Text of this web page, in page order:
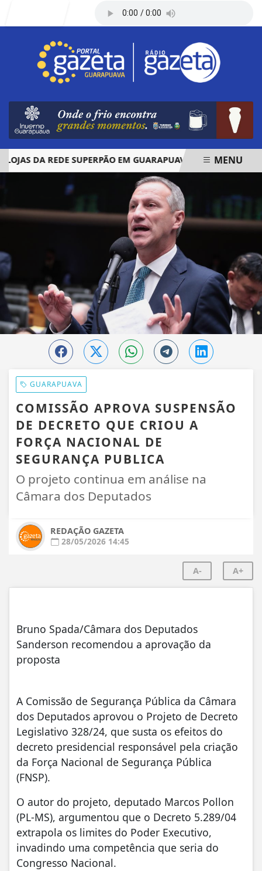
DA REDE SUPERPÃO EM GUARAPUAVA E PALMAS
EM ALTA
MENU
GUARAPUAVA
COMISSÃO APROVA SUSPENSÃO
DE DECRETO QUE CRIOU A
FORÇA NACIONAL DE
SEGURANÇA PUBLICA
O projeto continua em análise na
Câmara dos Deputados
REDAÇÃO GAZETA
28/05/2026 14:45
A- A+
Bruno Spada/Câmara dos Deputados
Sanderson recomendou a aprovação da
proposta
A Comissão de Segurança Pública da Câmara
dos Deputados aprovou o Projeto de Decreto
Legislativo 328/24, que susta os efeitos do
decreto presidencial responsável pela criação
da Força Nacional de Segurança Pública
(FNSP).
O autor do projeto, deputado Marcos Pollon
(PL-MS), argumentou que o Decreto 5.289/04
extrapola os limites do Poder Executivo,
invadindo uma competência que seria do
Congresso Nacional.